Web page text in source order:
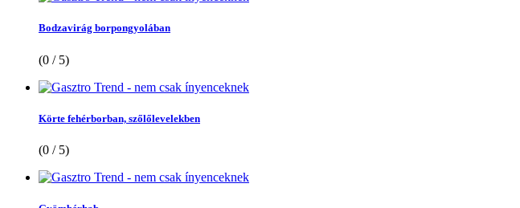
Bodzavirág borpongyolában
(0 / 5)
Körte fehérborban, szőlőlevelekben
(0 / 5)